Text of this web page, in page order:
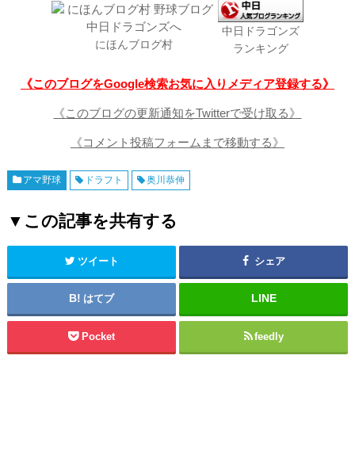
にほんブログ村
中日ドラゴンズ
ランキング
《このブログをGoogle検索お気に入りメディア登録する》
《このブログの更新通知をTwitterで受け取る》
《コメント投稿フォームまで移動する》
アマ野球 ドラフト 奥川恭伸
▼この記事を共有する
ツイート シェア
はてブ
Pocket feedly